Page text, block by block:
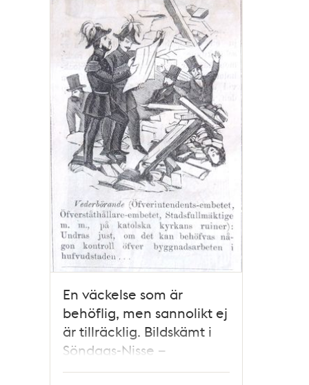
En väckelse som är
behöflig, men sannolikt ej
är tillräcklig. Bildskämt i
Söndags-Nisse –
Illustreradt Veckoblad för